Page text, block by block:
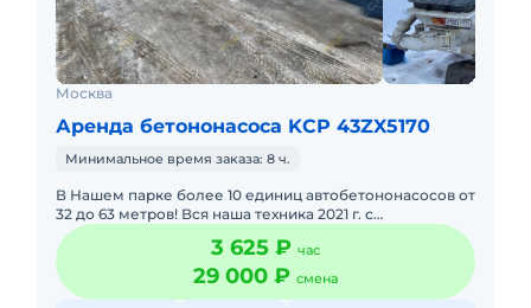
Москва
Аренда бетононасоса KCP 43ZX5170
Минимальное время заказа: 8 ч.
В Нашем парке более 10 единиц автобетононасосов от
32 до 63 метров! Вся наша техника 2021 г. с
минимальной наработкой. База находиться в районе
3 625 ₽ час
29 000 ₽ смена